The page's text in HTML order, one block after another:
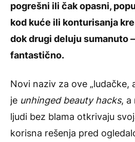
pogrešni ili čak opasni,
kod kuće ili konturisanja
dok drugi deluju sumanuto
fantastično.
Novi naziv za ove „ludačke,
je unhinged beauty hacks, a
ljudi bez blama otkrivaju
korisna rešenja pred